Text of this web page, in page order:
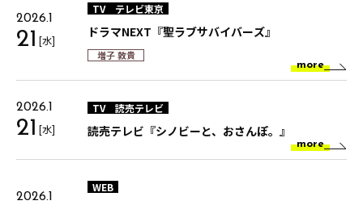
2026.1
21 [水]
TV テレビ東京
ドラマNEXT『聖ラブサバイバーズ』
増子 敦貴
more
2026.1
21 [水]
TV 読売テレビ
読売テレビ『シノビーと、おさんぽ。』
more
2026.1
WEB